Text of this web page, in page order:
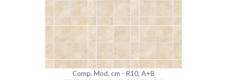
Comp. Mod. cm - R10, A+B